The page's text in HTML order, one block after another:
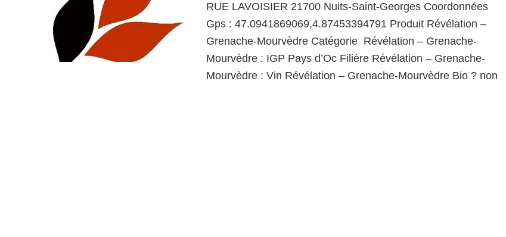
RUE LAVOISIER 21700 Nuits-Saint-Georges Coordonnées
Gps : 47.0941869069,4.87453394791 Produit Révélation –
Grenache-Mourvèdre Catégorie Révélation – Grenache-
Mourvèdre : IGP Pays d’Oc Filière Révélation – Grenache-
Mourvèdre : Vin Révélation – Grenache-Mourvèdre Bio ? non